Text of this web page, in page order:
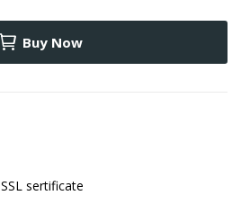
Buy Now
SSL sertificate